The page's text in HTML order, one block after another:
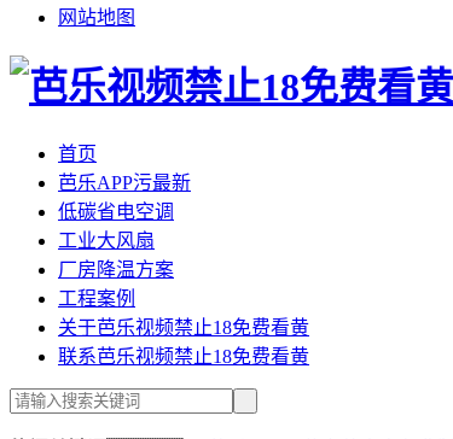
网站地图
首页
芭乐APP污最新
低碳省电空调
工业大风扇
厂房降温方案
工程案例
关于芭乐视频禁止18免费看黄
联系芭乐视频禁止18免费看黄